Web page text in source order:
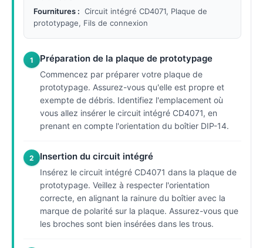
Fournitures : Circuit intégré CD4071, Plaque de
prototypage, Fils de connexion
1 Préparation de la plaque de prototypage
Commencez par préparer votre plaque de
prototypage. Assurez-vous qu'elle est propre et
exempte de débris. Identifiez l'emplacement où
vous allez insérer le circuit intégré CD4071, en
prenant en compte l'orientation du boîtier DIP-14.
2 Insertion du circuit intégré
Insérez le circuit intégré CD4071 dans la plaque de
prototypage. Veillez à respecter l'orientation
correcte, en alignant la rainure du boîtier avec la
marque de polarité sur la plaque. Assurez-vous que
les broches sont bien insérées dans les trous.